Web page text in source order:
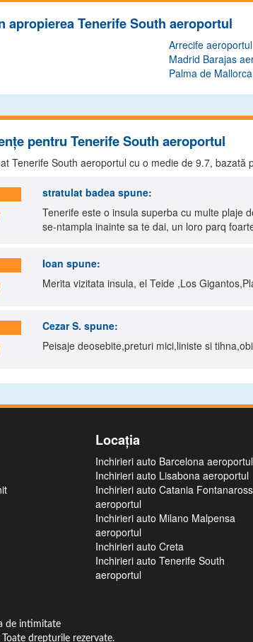
apropierea Tenerife South aeroportul
Arrecife aeroportul
Madrid Barajas
Palma de
pentru Tenerife South aeroportul
Tenerife South aeroportul cu o medie de 9.7, bazată
stratulat badea spune:
Tenerife este o insula superba cu multe plaje
se-ntampla inainte sa te dai, un loro parq
Ioan spune:
Merita vizitata insula, el Teide ,Los
Cezar S. spune:
Peisaje deosebite,preturi mici,liniste si
Locaţia
Inchirieri auto Barcelona aeroportul
Inchirieri auto Lisabona aeroportul
Inchirieri auto Catania
aeroportul
Inchirieri auto Milano Malpensa
aeroportul
Inchirieri auto Creta
Inchirieri auto Tenerife South
aeroportul
de intimitate
Toate drepturile rezervate.